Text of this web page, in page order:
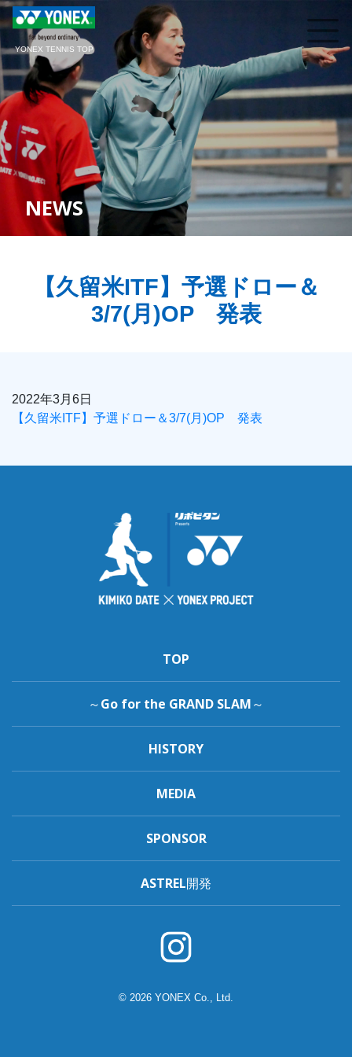
YONEX TENNIS TOP
NEWS
【久留米ITF】予選ドロー＆
3/7(月)OP 発表
2022年3月6日
【久留米ITF】予選ドロー＆3/7(月)OP 発表
TOP
～Go for the GRAND SLAM～
HISTORY
MEDIA
SPONSOR
ASTREL開発
© 2026 YONEX Co., Ltd.